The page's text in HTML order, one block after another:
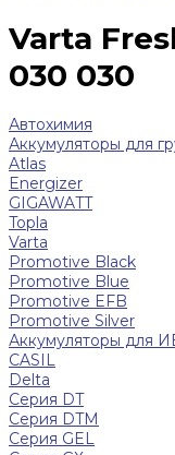
Varta
030 030
Автохимия
Аккумуляторы для
Atlas
Energizer
GIGAWATT
Topla
Varta
Promotive Black
Promotive Blue
Promotive EFB
Promotive Silver
Аккумуляторы для
CASIL
Delta
Серия DT
Серия DTM
Серия GEL